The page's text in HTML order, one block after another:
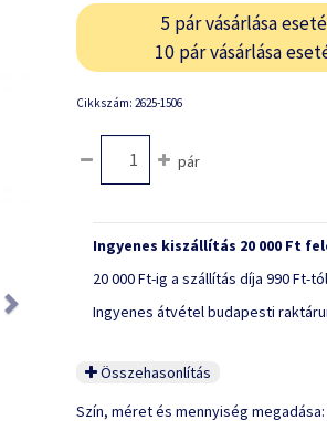
5 pár vásárlása
10 pár vásárlása
Cikkszám: 2625-1506
pár
Ingyenes kiszállítás 20 000 Ft
20 000 Ft-ig a szállítás díja 990 Ft-
Ingyenes átvétel budapesti
Összehasonlítás
Szín, méret és mennyiség megadása: